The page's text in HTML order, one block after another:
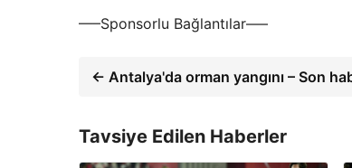
—–Sponsorlu Bağlantılar—–
← Antalya'da orman yangını – Son
Tavsiye Edilen Haberler